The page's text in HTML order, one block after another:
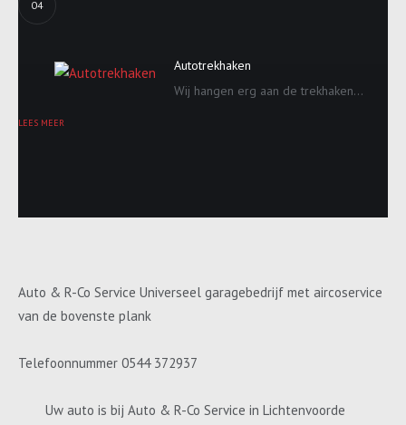
04
Autotrekhaken
Wij hangen erg aan de trekhaken...
LEES MEER
Auto & R-Co Service Universeel garagebedrijf met aircoservice
van de bovenste plank
Telefoonnummer 0544 372937
Uw auto is bij Auto & R-Co Service in Lichtenvoorde